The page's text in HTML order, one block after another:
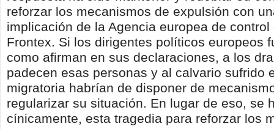
reforzar los mecanismos de expulsión con
implicación de la Agencia europea de control
Frontex. Si los dirigentes políticos europeos
como afirman en sus declaraciones, a los
padecen esas personas y al calvario sufrido
migratoria habrían de disponer de
regularizar su situación. En lugar de eso, se
cínicamente, esta tragedia para reforzar los